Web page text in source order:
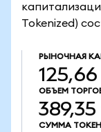
Tokenized)
РЫНОЧНАЯ
125,66
ОБЪЕМ
389,35
СУММА